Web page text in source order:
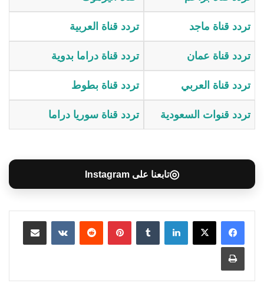
تردد قناة ماجد تردد قناة العربية
تردد قناة عمان تردد قناة دراما بدوية
تردد قناة العربي تردد قناة بطوط
تردد قنوات السعودية تردد قناة سوريا دراما
◎تابعنا على Instagram
لينكدإن بينتيريست مشاركة عبر البريد
طباعة